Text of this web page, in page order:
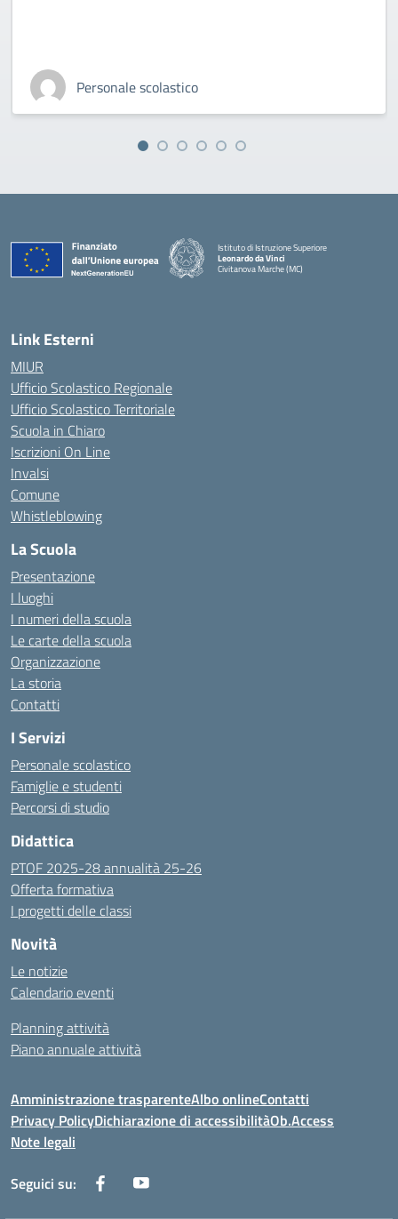
Personale scolastico
Istituto di Istruzione Superiore
Leonardo da Vinci
Civitanova Marche (MC)
Link Esterni
MIUR
Ufficio Scolastico Regionale
Ufficio Scolastico Territoriale
Scuola in Chiaro
Iscrizioni On Line
Invalsi
Comune
Whistleblowing
La Scuola
Presentazione
I luoghi
I numeri della scuola
Le carte della scuola
Organizzazione
La storia
Contatti
I Servizi
Personale scolastico
Famiglie e studenti
Percorsi di studio
Didattica
PTOF 2025-28 annualità 25-26
Offerta formativa
I progetti delle classi
Novità
Le notizie
Calendario eventi
Planning attività
Piano annuale attività
Amministrazione trasparenteAlbo onlineContatti
Privacy PolicyDichiarazione di accessibilitàOb.Access
Note legali
Seguici su: